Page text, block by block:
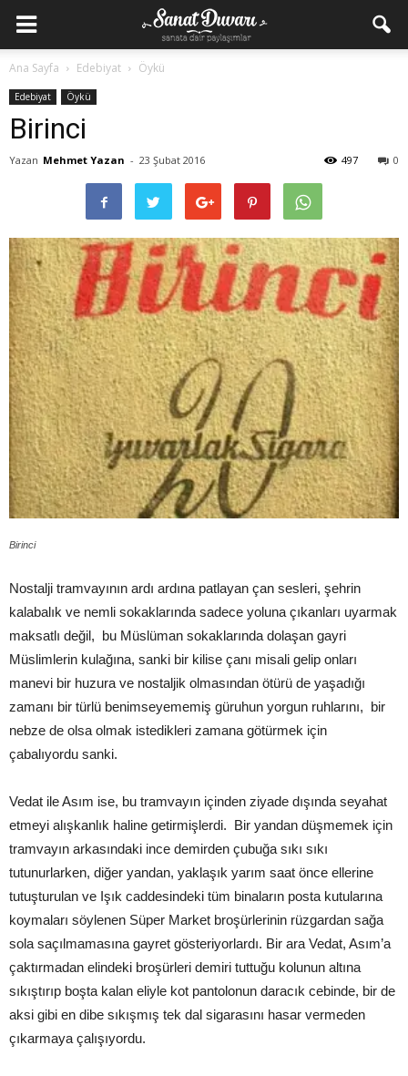
Ana Sayfa Edebiyat Öykü
Edebiyat Öykü
Birinci
Yazan Mehmet Yazan - 23 Şubat 2016 0
497
Birinci
Nostalji tramvayının ardı ardına patlayan çan sesleri, şehrin
kalabalık ve nemli sokaklarında sadece yoluna çıkanları uyarmak
maksatlı değil, bu Müslüman sokaklarında dolaşan gayri
Müslimlerin kulağına, sanki bir kilise çanı misali gelip onları
manevi bir huzura ve nostaljik olmasından ötürü de yaşadığı
zamanı bir türlü benimseyememiş güruhun yorgun ruhlarını, bir
nebze de olsa olmak istedikleri zamana götürmek için
çabalıyordu sanki.
Vedat ile Asım ise, bu tramvayın içinden ziyade dışında seyahat
etmeyi alışkanlık haline getirmişlerdi. Bir yandan düşmemek için
tramvayın arkasındaki ince demirden çubuğa sıkı sıkı
tutunurlarken, diğer yandan, yaklaşık yarım saat önce ellerine
tutuşturulan ve Işık caddesindeki tüm binaların posta kutularına
koymaları söylenen Süper Market broşürlerinin rüzgardan sağa
sola saçılmamasına gayret gösteriyorlardı. Bir ara Vedat, Asım’a
çaktırmadan elindeki broşürleri demiri tuttuğu kolunun altına
sıkıştırıp boşta kalan eliyle kot pantolonun daracık cebinde, bir de
aksi gibi en dibe sıkışmış tek dal sigarasını hasar vermeden
çıkarmaya çalışıyordu.